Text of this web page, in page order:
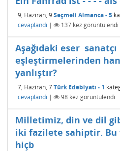
9, Haziran, 9Seçmeli Almanca - 5
cevaplandı | 137 kez görüntülendi
Aşağıdaki eser  sanatçı
eşleştirmelerinden
yanlıştır?
7, Haziran, 7Türk Edebiyatı - 1
cevaplandı | 98 kez görüntülendi
Milletimiz, din ve dil
iki fazilete sahiptir.
hiçb